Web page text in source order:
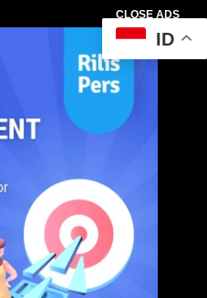
CLOSE ADS
ID